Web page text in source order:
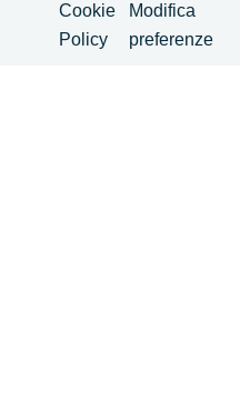
Cookie
Policy
Modifica
preferenze